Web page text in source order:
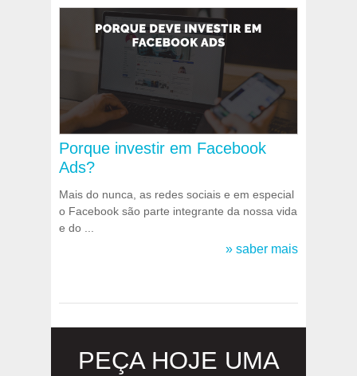
Porque investir em Facebook
Ads?
Mais do nunca, as redes sociais e em especial
o Facebook são parte integrante da nossa vida
e do ...
» saber mais
PEÇA HOJE UMA